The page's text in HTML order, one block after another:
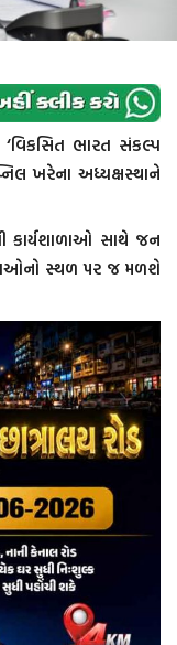
‘વિકસિત ભારત સંકલ્પ
ખરેના અધ્યક્ષસ્થાને
કાર્યશાળાઓ સાથે જન
સ્થળ પર જ મળશે